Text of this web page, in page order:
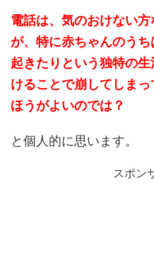
電話は、気のおけない
が、特に赤ちゃんのう
起きたりという独特の
けることで崩してしま
ほうがよいのでは？
と個人的に思います。
スポン